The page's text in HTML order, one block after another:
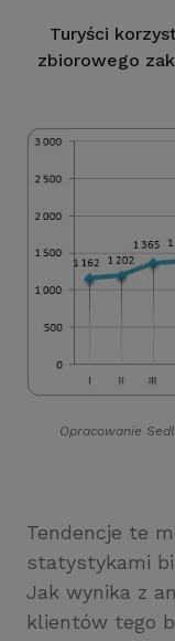
Turyści
zbiorowego
Opracowanie
Tendencje te
statystykami
Jak wynika z
klientów tego